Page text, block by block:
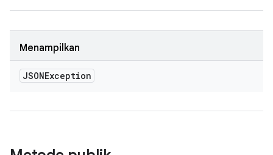
Menampilkan
JSONException